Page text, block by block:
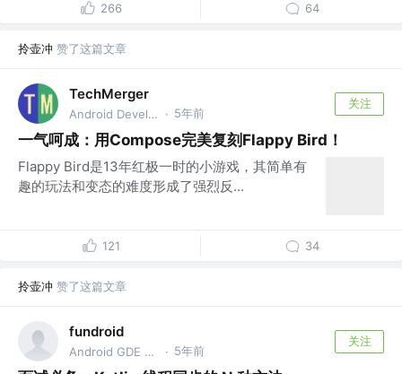
266 64
拎壶冲 赞了这篇文章
TechMerger
Android Developer @BATW · 5年前
关注
一气呵成：用Compose完美复刻Flappy Bird！
Flappy Bird是13年红极一时的小游戏，其简单有
趣的玩法和变态的难度形成了强烈反...
121 34
拎壶冲 赞了这篇文章
fundroid
Android GDE @Bytedance · 5年前
关注